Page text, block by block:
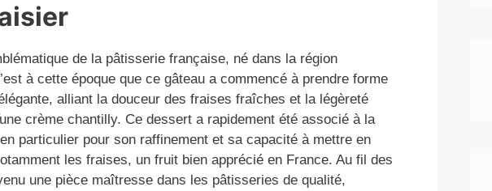
de la pâtisserie française, né dans la région
à cette époque que ce gâteau a commencé à prendre forme
alliant la douceur des fraises fraîches et la légèreté
crème chantilly. Ce dessert a rapidement été associé à la
particulier pour son raffinement et sa capacité à mettre en
les fraises, un fruit bien apprécié en France. Au fil des
une pièce maîtresse dans les pâtisseries de qualité,